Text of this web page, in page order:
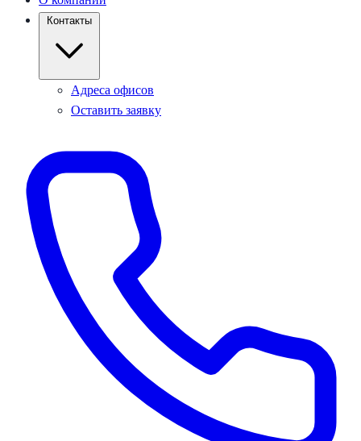
Контакты
Адреса офисов
Оставить заявку